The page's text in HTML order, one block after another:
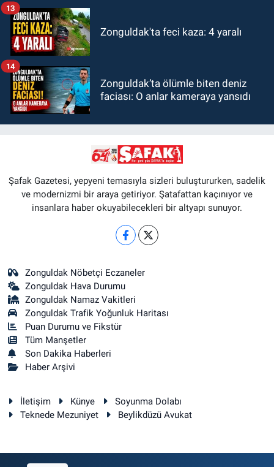
Zonguldak'ta feci kaza: 4 yaralı
13
Zonguldak’ta ölümle biten deniz
faciası: O anlar kameraya yansıdı
14
Şafak Gazetesi, yepyeni temasıyla sizleri buluştururken, sadelik
ve modernizmi bir araya getiriyor. Şatafattan kaçınıyor ve
insanlara haber okuyabilecekleri bir altyapı sunuyor.
Zonguldak Nöbetçi Eczaneler
Zonguldak Hava Durumu
Zonguldak Namaz Vakitleri
Zonguldak Trafik Yoğunluk Haritası
Puan Durumu ve Fikstür
Tüm Manşetler
Son Dakika Haberleri
Haber Arşivi
İletişim Künye
Soyunma Dolabı
Teknede Mezuniyet
Beylikdüzü Avukat